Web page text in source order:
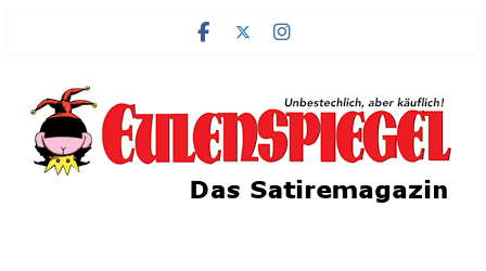
springen